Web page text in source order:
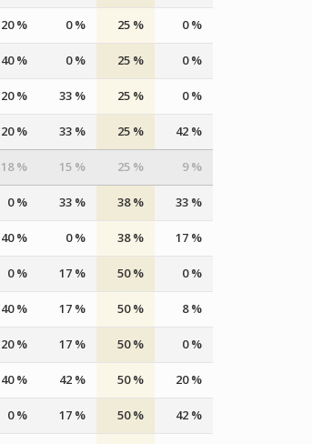
20 % 0 % 25 % 0 %
40 % 0 % 25 % 0 %
20 % 33 % 25 % 0 %
20 % 33 % 25 % 42 %
18 % 15 % 25 % 9 %
0 % 33 % 38 % 33 %
40 % 0 % 38 % 17 %
0 % 17 % 50 % 0 %
40 % 17 % 50 % 8 %
20 % 17 % 50 % 0 %
40 % 42 % 50 % 20 %
0 % 17 % 50 % 42 %